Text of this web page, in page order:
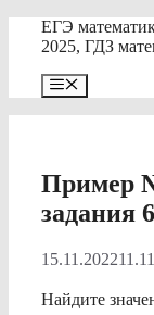
Перейти
ЕГЭ
2025, ГДЗ
Меню
Пример
задания 6
15.11.2022
Найдите